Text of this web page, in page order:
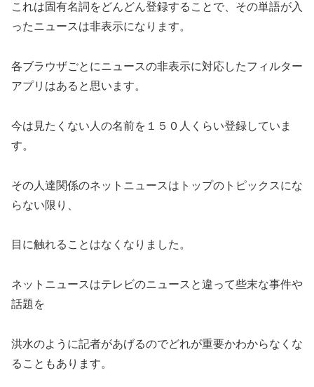
これは固有名詞をどんどん登録することで、その単語が入
ったニュースは非表示になります。
各ブラウザごとにニュースの非表示に対応したフィルター
アプリはあると思います。
今は見たくない人の名前を１５０人くらい登録していま
す。
その人達関係のネットニュースはトップのトピックスにな
らない限り、
目に触れることはなくなりました。
ネットニュースはテレビのニュースと違って些末な事件や
話題を
洪水のように記者があげるのでどれが重要かわからなくな
ることもあります。